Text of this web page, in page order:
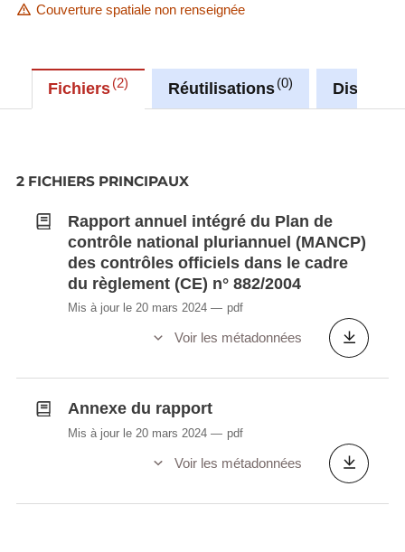
Couverture spatiale non renseignée
Fichiers 2 Réutilisations 0
2 FICHIERS PRINCIPAUX
Rapport annuel intégré du Plan de
contrôle national pluriannuel (MANCP)
des contrôles officiels dans le cadre
du règlement (CE) n° 882/2004
Mis à jour le 20 mars 2024 pdf
Voir les métadonnées
Annexe du rapport
Mis à jour le 20 mars 2024 pdf
Voir les métadonnées